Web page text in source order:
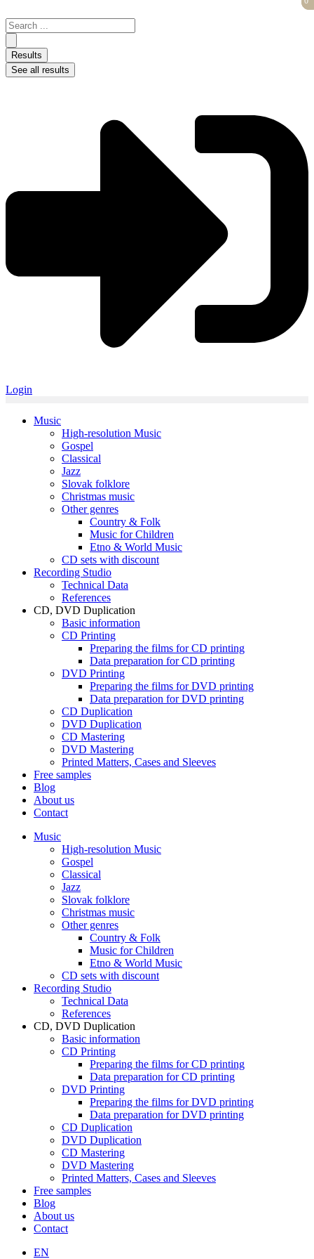
to
content
Search
...
Results
See all results
Login
Music
High-resolution Music
Gospel
Classical
Jazz
Slovak folklore
Christmas music
Other genres
Country & Folk
Music for Children
Etno & World Music
CD sets with discount
Recording Studio
Technical Data
References
CD, DVD Duplication
Basic information
CD Printing
Preparing the films for CD printing
Data preparation for CD printing
DVD Printing
Preparing the films for DVD printing
Data preparation for DVD printing
CD Duplication
DVD Duplication
CD Mastering
DVD Mastering
Printed Matters, Cases and Sleeves
Free samples
Blog
About us
Contact
Music
High-resolution Music
Gospel
Classical
Jazz
Slovak folklore
Christmas music
Other genres
Country & Folk
Music for Children
Etno & World Music
CD sets with discount
Recording Studio
Technical Data
References
CD, DVD Duplication
Basic information
CD Printing
Preparing the films for CD printing
Data preparation for CD printing
DVD Printing
Preparing the films for DVD printing
Data preparation for DVD printing
CD Duplication
DVD Duplication
CD Mastering
DVD Mastering
Printed Matters, Cases and Sleeves
Free samples
Blog
About us
Contact
EN